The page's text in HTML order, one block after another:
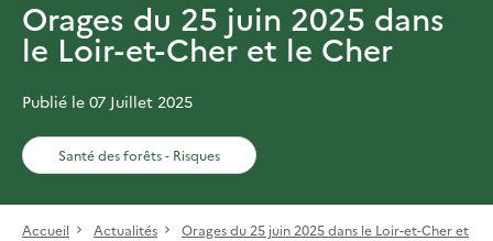
Orages du 25 juin 2025 dans
le Loir-et-Cher et le Cher
Publié le 07 Juillet 2025
Santé des forêts - Risques
Accueil Actualités
Orages du 25 juin 2025 dans le Loir-et-Cher et